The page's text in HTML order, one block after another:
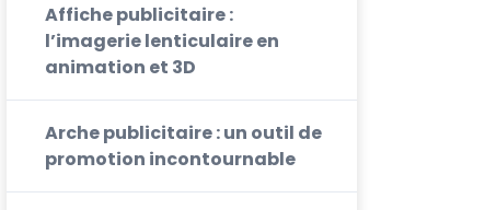
Affiche publicitaire :
l’imagerie lenticulaire en
animation et 3D
Arche publicitaire : un outil de
promotion incontournable